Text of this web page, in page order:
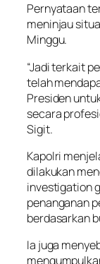
Pernyataan
meninjau
Minggu.
“Jadi terkait
telah
Presiden
secara
Sigit.
Kapolri
dilakukan
investigation
penanganan
berdasarkan
Ia juga